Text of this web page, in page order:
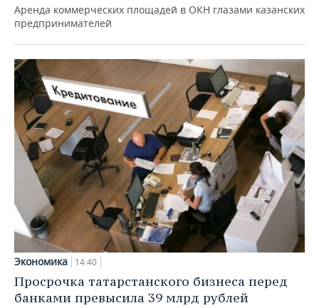
Аренда коммерческих площадей в ОКН глазами казанских
предпринимателей
Экономика 14:40
Просрочка татарстанского бизнеса перед
банками превысила 39 млрд рублей